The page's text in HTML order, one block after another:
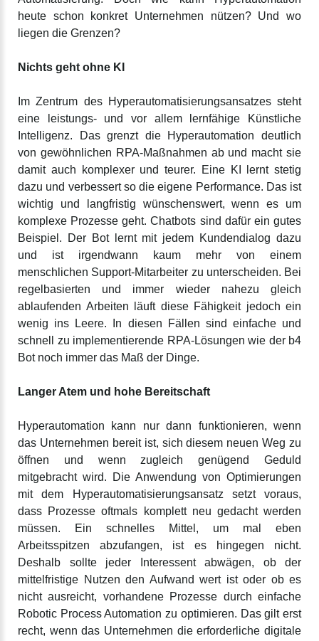
heute schon konkret Unternehmen nützen? Und wo
liegen die Grenzen?
Nichts geht ohne KI
Im Zentrum des Hyperautomatisierungsansatzes steht
eine leistungs- und vor allem lernfähige Künstliche
Intelligenz. Das grenzt die Hyperautomation deutlich
von gewöhnlichen RPA-Maßnahmen ab und macht sie
damit auch komplexer und teurer. Eine KI lernt stetig
dazu und verbessert so die eigene Performance. Das ist
wichtig und langfristig wünschenswert, wenn es um
komplexe Prozesse geht. Chatbots sind dafür ein gutes
Beispiel. Der Bot lernt mit jedem Kundendialog dazu
und ist irgendwann kaum mehr von einem
menschlichen Support-Mitarbeiter zu unterscheiden. Bei
regelbasierten und immer wieder nahezu gleich
ablaufenden Arbeiten läuft diese Fähigkeit jedoch ein
wenig ins Leere. In diesen Fällen sind einfache und
schnell zu implementierende RPA-Lösungen wie der b4
Bot noch immer das Maß der Dinge.
Langer Atem und hohe Bereitschaft
Hyperautomation kann nur dann funktionieren, wenn
das Unternehmen bereit ist, sich diesem neuen Weg zu
öffnen und wenn zugleich genügend Geduld
mitgebracht wird. Die Anwendung von Optimierungen
mit dem Hyperautomatisierungsansatz setzt voraus,
dass Prozesse oftmals komplett neu gedacht werden
müssen. Ein schnelles Mittel, um mal eben
Arbeitsspitzen abzufangen, ist es hingegen nicht.
Deshalb sollte jeder Interessent abwägen, ob der
mittelfristige Nutzen den Aufwand wert ist oder ob es
nicht ausreicht, vorhandene Prozesse durch einfache
Robotic Process Automation zu optimieren. Das gilt erst
recht, wenn das Unternehmen die erforderliche digitale